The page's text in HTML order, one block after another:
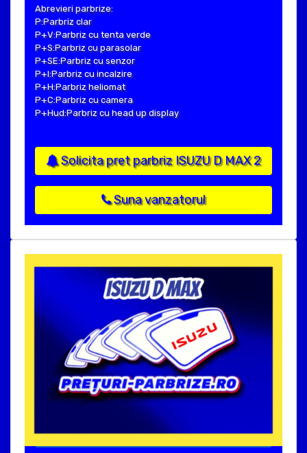
Abrevieri parbrize:
P:Parbriz clar
P+V:Parbriz cu tenta verde
P+S:Parbriz cu parasolar
P+SE:Parbriz cu senzor
P+I:Parbriz cu incalzire
P+H:Parbriz heliomat
P+C:Parbriz cu camera
P+Hud:Parbriz cu head up display
Solicita pret parbriz ISUZU D MAX 2
Suna vanzatorul